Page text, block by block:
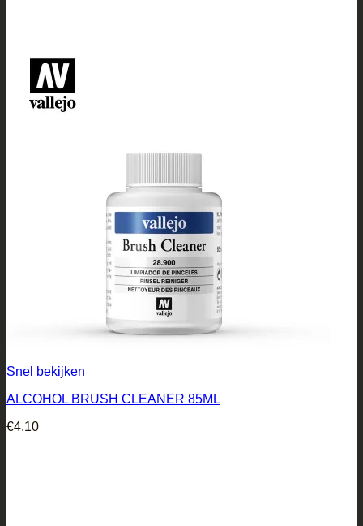
Snel bekijken
ALCOHOL BRUSH CLEANER 85ML
€4.10